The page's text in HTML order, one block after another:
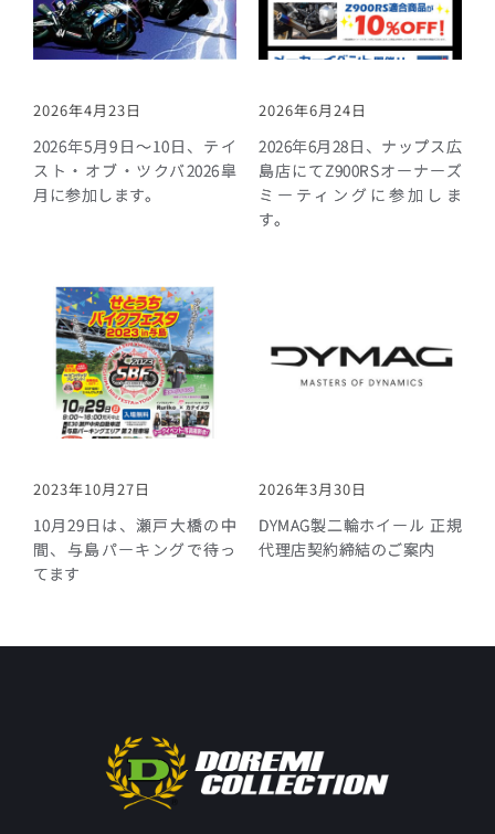
2026年4月23日
2026年5月9日～10日、テイ
スト・オブ・ツクバ2026皐
月に参加します。
2026年6月24日
2026年6月28日、ナップス広
島店にてZ900RSオーナーズ
ミーティングに参加しま
す。
2023年10月27日
10月29日は、瀬戸大橋の中
間、与島パーキングで待っ
てます
2026年3月30日
DYMAG製二輪ホイール 正規
代理店契約締結のご案内